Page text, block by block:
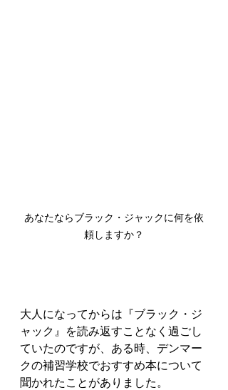
あなたならブラック・ジャックに何を依
頼しますか？
大人になってからは『ブラック・ジ
ャック』を読み返すことなく過ごし
ていたのですが、ある時、デンマー
クの補習学校でおすすめ本について
聞かれたことがありました。